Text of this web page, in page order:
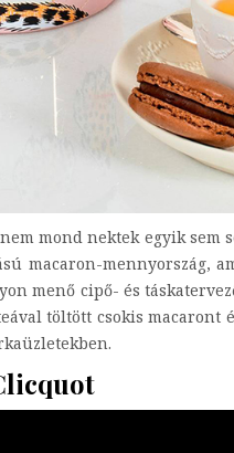
mond nektek egyik
macaron-mennyország,
menő cipő- és
töltött csokis macaront